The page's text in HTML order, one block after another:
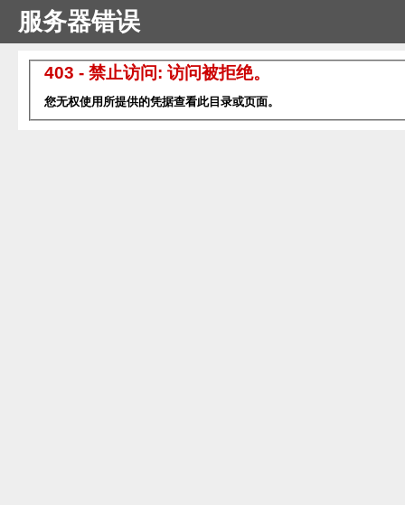
服务器错误
403 - 禁止访问: 访问被拒绝。
您无权使用所提供的凭据查看此目录或页面。